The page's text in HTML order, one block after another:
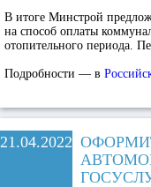
В итоге Минстрой
на способ оплаты
отопительного периода.
Подробности — в
21.04.2022